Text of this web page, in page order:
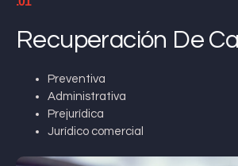
Recuperación De
Preventiva
Administrativa
Prejurídica
Jurídico comercial